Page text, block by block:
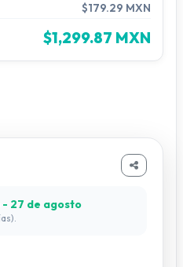
$179.29 MXN
$1,299.87 MXN
27 de agosto